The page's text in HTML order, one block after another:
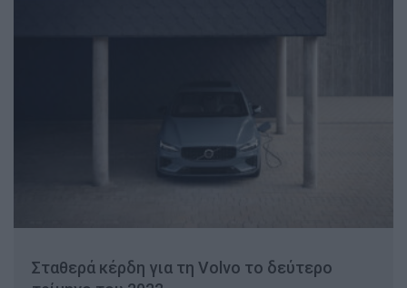
Σταθερά κέρδη για τη Volvo το δεύτερο